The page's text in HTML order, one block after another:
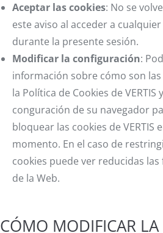
Aceptar las cookies: No se
este aviso al acceder a
durante la presente sesión.
Modificar la configuración:
información sobre cómo son
la Política de Cookies de VERTIS
conguración de su navegador
bloquear las cookies de VERTIS
momento. En el caso de
cookies puede ver reducidas
de la Web.
CÓMO MODIFICAR LA